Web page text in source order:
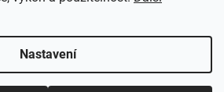
Nastavení